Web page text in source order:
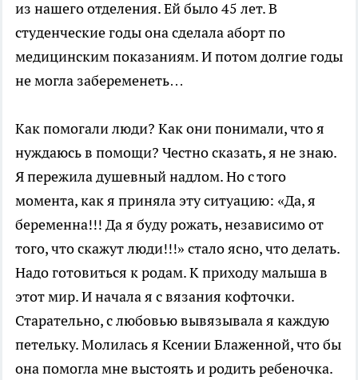
из нашего отделения. Ей было 45 лет. В
студенческие годы она сделала аборт по
медицинским показаниям. И потом долгие годы
не могла забеременеть…
Как помогали люди? Как они понимали, что я
нуждаюсь в помощи? Честно сказать, я не знаю.
Я пережила душевный надлом. Но с того
момента, как я приняла эту ситуацию: «Да, я
беременна!!! Да я буду рожать, независимо от
того, что скажут люди!!!» стало ясно, что делать.
Надо готовиться к родам. К приходу малыша в
этот мир. И начала я с вязания кофточки.
Старательно, с любовью вывязывала я каждую
петельку. Молилась я Ксении Блаженной, что бы
она помогла мне выстоять и родить ребеночка.